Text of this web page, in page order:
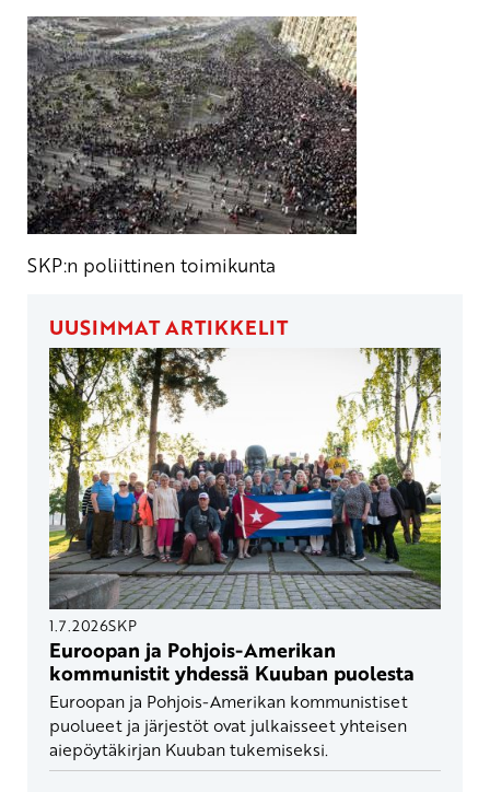
SKP:n poliittinen toimikunta
UUSIMMAT ARTIKKELIT
1.7.2026SKP
Euroopan ja Pohjois-Amerikan
kommunistit yhdessä Kuuban puolesta
Euroopan ja Pohjois-Amerikan kommunistiset
puolueet ja järjestöt ovat julkaisseet yhteisen
aiepöytäkirjan Kuuban tukemiseksi.